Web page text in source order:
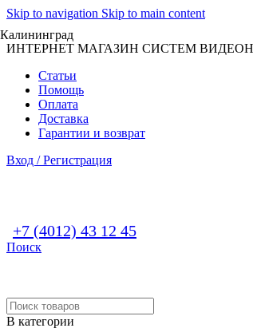
Skip to navigation Skip to main content
Калининград
ИНТЕРНЕТ МАГАЗИН СИСТЕМ
Статьи
Помощь
Оплата
Доставка
Гарантии и возврат
Вход / Регистрация
+7 (4012) 43 12 45
Поиск
В категории